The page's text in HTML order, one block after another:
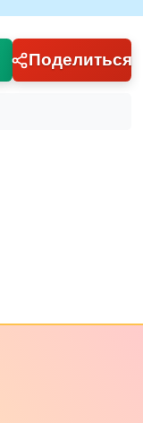
Поделиться